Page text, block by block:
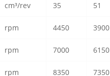
cm³/rev 35 51
rpm 4450 3900
rpm 7000 6150
rpm 8350 7350